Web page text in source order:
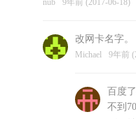
nub 9年前 (2017-06-18)
改网卡名字。
Michael 9年前
百度
不到